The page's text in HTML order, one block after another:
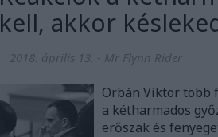
kell, akkor
2018. április 13. - Mr Flynn Rider
Orbán Viktor több
a kétharmados
erőszak és